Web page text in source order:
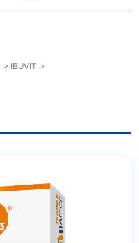
IBUVIT